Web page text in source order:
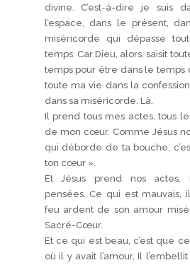
divine. C’est-à-dire je suis
l’espace, dans le présent,
miséricorde qui dépasse
temps. Car Dieu, alors, saisit
temps pour être dans le temps
toute ma vie dans la
dans sa miséricorde. Là.
Il prend tous mes actes, tous
de mon cœur. Comme Jésus
qui déborde de ta bouche,
ton cœur ».
Et Jésus prend nos actes,
pensées. Ce qui est mauvais,
feu ardent de son amour
Sacré-Cœur.
Et ce qui est beau, c’est que
où il y avait l’amour, Il